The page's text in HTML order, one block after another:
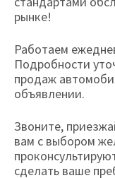
рынке!
Работаем
Подробности
продаж
объявлении.
Звоните,
вам с выбором
сделать ваше